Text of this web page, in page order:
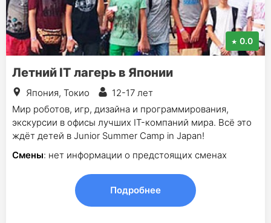
0.0
Летний IT лагерь в Японии
Япония, Токио
12-17 лет
Мир роботов, игр, дизайна и программирования,
экскурсии в офисы лучших IT-компаний мира. Всё это
ждёт детей в Junior Summer Camp in Japan!
Смены: нет информации о предстоящих сменах
Подробнее